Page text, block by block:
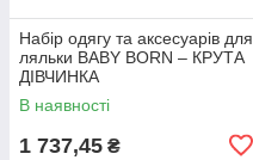
Набір одягу та аксесуарів для
ляльки BABY BORN – КРУТА
ДІВЧИНКА
В наявності
1 737,45 ₴